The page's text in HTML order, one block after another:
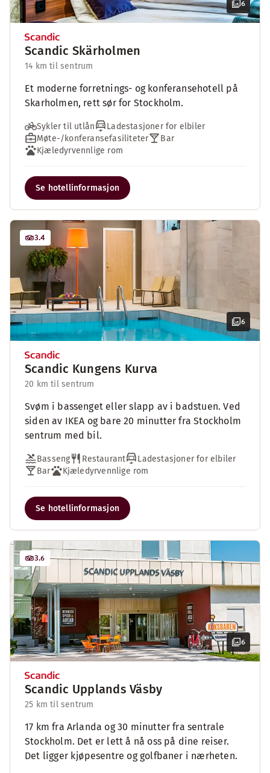
6
Scandic Skärholmen
14 km til sentrum
Et moderne forretnings- og konferansehotell på
Skarholmen, rett sør for Stockholm.
Sykler til utlån
Ladestasjoner for elbiler
Møte-/konferansefasiliteter
Bar
Kjæledyrvennlige rom
Se hotellinformasjon
6
3.4
Scandic Kungens Kurva
20 km til sentrum
Svøm i bassenget eller slapp av i badstuen. Ved
siden av IKEA og bare 20 minutter fra Stockholm
sentrum med bil.
Basseng Restaurant
Ladestasjoner for elbiler
Bar
Kjæledyrvennlige rom
Se hotellinformasjon
6
3.6
Scandic Upplands Väsby
25 km til sentrum
17 km fra Arlanda og 30 minutter fra sentrale
Stockholm. Det er lett å nå oss på dine reiser.
Det ligger kjøpesentre og golfbaner i nærheten.